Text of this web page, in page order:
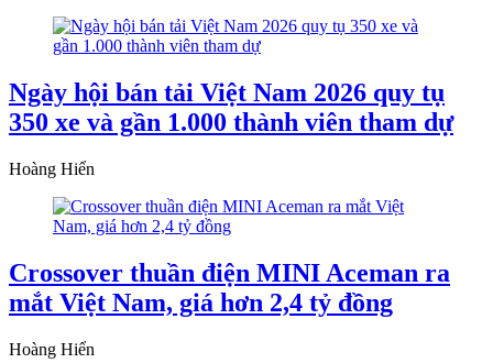
Ngày hội bán tải Việt Nam 2026 quy tụ
350 xe và gần 1.000 thành viên tham dự
Hoàng Hiển
Crossover thuần điện MINI Aceman ra
mắt Việt Nam, giá hơn 2,4 tỷ đồng
Hoàng Hiển